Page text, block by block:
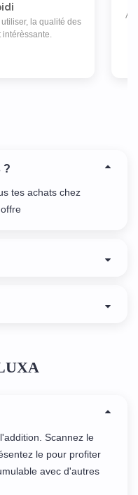
la qualité des
?
tes achats chez
Scannez le
le pour profiter
avec d'autres